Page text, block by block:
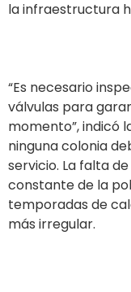
la infraestructura
“Es necesario
válvulas para
momento”, indicó
ninguna colonia
servicio. La falta
constante de la
temporadas de
más irregular.